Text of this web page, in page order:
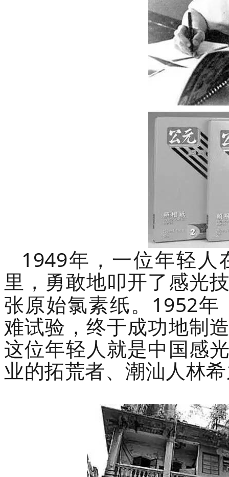
1949年，一位年轻人
里，勇敢地叩开了感光
张原始氯素纸。 1952年
难试验，终于成功地制
这位年轻人就是中国感
业的拓荒者、潮汕人林